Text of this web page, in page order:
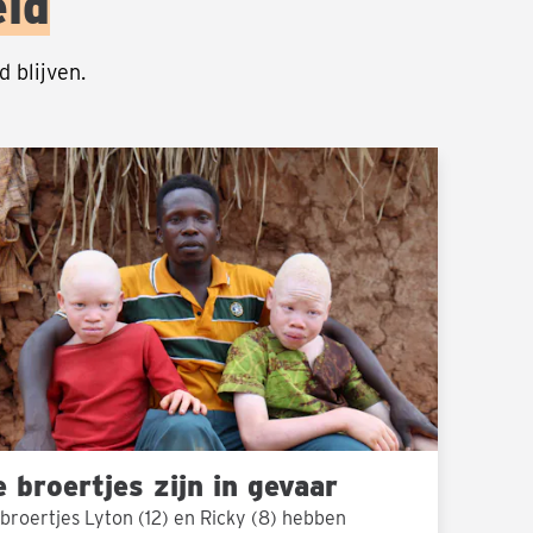
blijven.
broertjes zijn in gevaar
Lyton (12) en Ricky (8) hebben